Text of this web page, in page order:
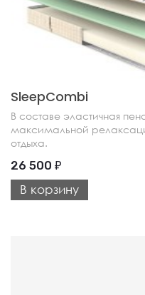
SleepCombi
В составе эластичная
максимальной
отдыха.
26 500 ₽
В корзину